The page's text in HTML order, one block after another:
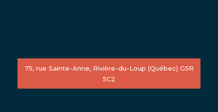
75, rue Sainte-Anne, Rivière-du-Loup (Québec) G5R
5C2